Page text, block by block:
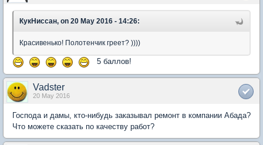
КукНиссан, on 20 May 2016 - 14:26:
Красивенько! Полотенчик греет? ))))
5 баллов!
Vadster
20 May 2016
Господа и дамы, кто-нибудь заказывал ремонт в компании Абада?
Что можете сказать по качеству работ?